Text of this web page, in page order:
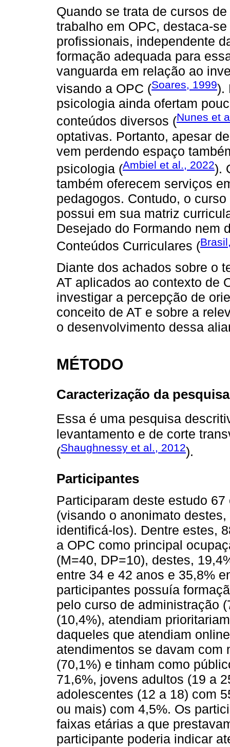
Quando se trata de cursos
trabalho em OPC, destaca-
profissionais, independente
formação adequada para
vanguarda em relação ao
visando a OPC (Soares, 1999).
psicologia ainda ofertam
conteúdos diversos (Nunes et
optativas. Portanto, apesar
vem perdendo espaço
psicologia (Ambiel et al., 2022).
também oferecem serviços
pedagogos. Contudo, o
possui em sua matriz
Desejado do Formando nem
Conteúdos Curriculares (
Diante dos achados sobre o
AT aplicados ao contexto de
investigar a percepção de
conceito de AT e sobre a
o desenvolvimento dessa
MÉTODO
Caracterização da pesquisa
Essa é uma pesquisa
levantamento e de corte
(Shaughnessy et al., 2012).
Participantes
Participaram deste estudo
(visando o anonimato
identificá-los). Dentre estes,
a OPC como principal
(M=40, DP=10), destes,
entre 34 e 42 anos e 35,8%
participantes possuía
pelo curso de administração
(10,4%), atendiam
daqueles que atendiam
atendimentos se davam com
(70,1%) e tinham como
71,6%, jovens adultos (19 a
adolescentes (12 a 18) com
ou mais) com 4,5%. Os
faixas etárias a que
participante poderia indicar